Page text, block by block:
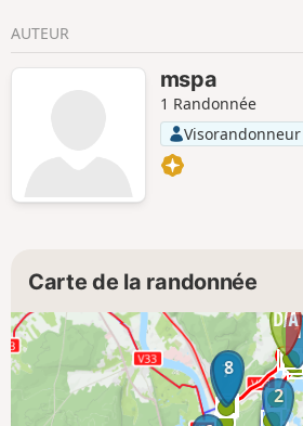
AUTEUR
mspa
1 Randonnée
Visorandonneur
Carte de la randonnée
1
2
7
8